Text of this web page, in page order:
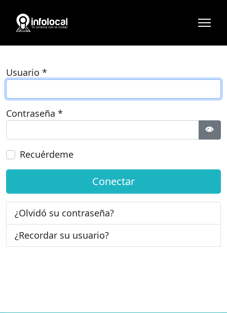
Usuario *
Contraseña *
Recuérdeme
Conectar
¿Olvidó su contraseña?
¿Recordar su usuario?